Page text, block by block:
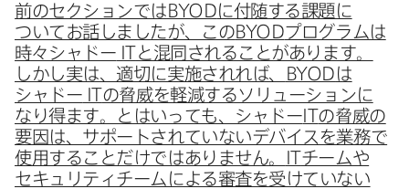
前の​セクションでは BYODに​付随する​課題に​
ついて​お話しましたが、​このBYODプログラムは​
時々シャドー ITと​混同される​ことがあります。​
しかし​実は、​適切に​実施されれば、
BYOD は​
シャドー ITの​脅威を​軽減する​ソリューションに​
なり得ます。​とは​いっても、​シャドー ITの​脅威の​
要因は、​サポートされていない​デバイスを​業務で​
使用する​ことだけでは​ありません。
ITチームや​
セキュリティチームに​よる​審査を​受けていない​